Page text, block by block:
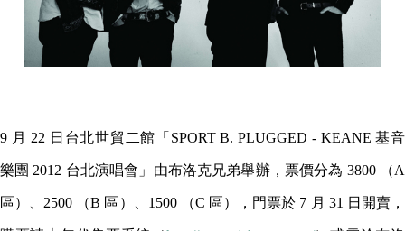
9 月 22 日台北世貿二館「SPORT B. PLUGGED - KEANE 基音
樂團 2012 台北演唱會」由布洛克兄弟舉辦，票價分為 3800 （A
區）、2500 （B 區）、1500 （C 區），門票於 7 月 31 日開賣，